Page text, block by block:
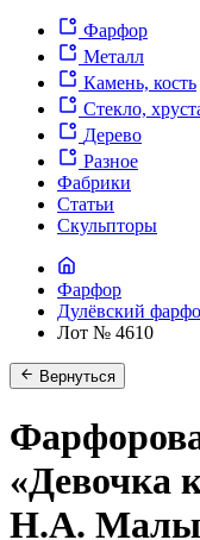
Фарфор
Металл
Камень, кость
Стекло,
Дерево
Разное
Фабрики
Статьи
Скульпторы
Фарфор
Дулёвский
Лот № 4610
Вернуться
«Девочка
Н.А.